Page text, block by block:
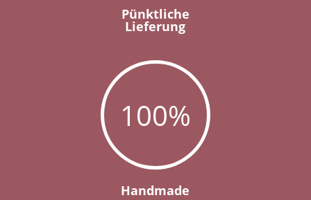
Pünktliche
Lieferung
100%
Handmade